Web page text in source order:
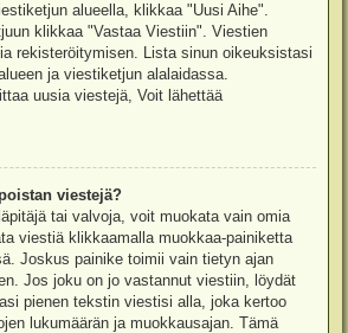
alueella, klikkaa "Uusi Aihe".
klikkaa "Vastaa Viestiin". Viestien
rekisteröitymisen. Lista sinun oikeuksistasi
ja viestiketjun alalaidassa.
uusia viestejä, Voit lähettää
viestejä?
tai valvoja, voit muokata vain omia
viestiä klikkaamalla muokkaa-painiketta
Joskus painike toimii vain tietyn ajan
Jos joku on jo vastannut viestiin, löydät
pienen tekstin viestisi alla, joka kertoo
lukumäärän ja muokkausajan. Tämä